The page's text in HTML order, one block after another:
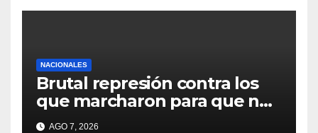
NACIONALES
Brutal represión contra los
que marcharon para que no
se venda la patria
AGO 7, 2026